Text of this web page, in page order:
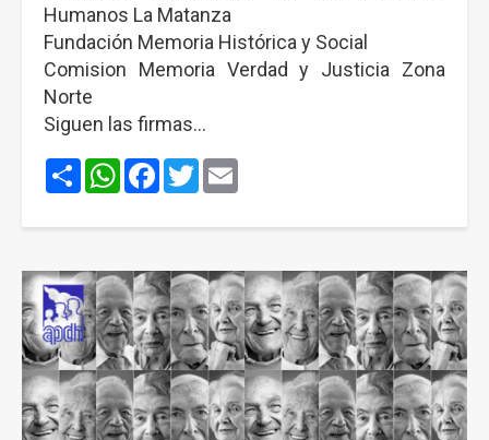
Humanos La Matanza
Fundación Memoria Histórica y Social
Comision Memoria Verdad y Justicia Zona
Norte
Siguen las firmas…
ShareWhatsApp
Facebook
Twitter